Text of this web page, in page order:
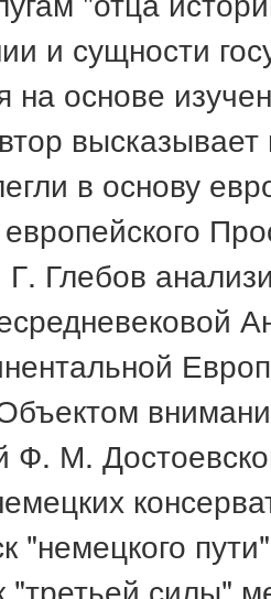
и сущности
основе
в основу
Глебов
Ф. М.
"немецкого
"третьей силы"